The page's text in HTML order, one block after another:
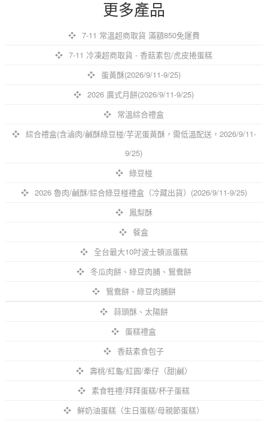
更多產品
7-11 常溫超商取貨 滿額850免運費
7-11 冷凍超商取貨 - 香菇素包/虎皮捲蛋糕
蛋黃酥(2026/9/11-9/25)
2026 廣式月餅(2026/9/11-9/25)
常溫綜合禮盒
綜合禮盒(含滷肉/鹹酥綠豆椪/芋泥蛋黃酥，需低溫配送，2026/9/11-
9/25)
綠豆椪
2026 魯肉/鹹酥/綜合綠豆椪禮盒（冷藏出貨）(2026/9/11-9/25)
鳳梨酥
餐盒
全台最大10吋波士頓派蛋糕
冬瓜肉餅、綠豆肉脯、鴛鴦餅
鴛鴦餅、綠豆肉脯餅
蒜頭酥、太陽餅
蛋糕禮盒
香菇素食包子
壽桃/紅龜/紅圓/牽仔（甜|鹹）
素食牲禮/拜拜蛋糕/杯子蛋糕
鮮奶油蛋糕（生日蛋糕/母親節蛋糕）